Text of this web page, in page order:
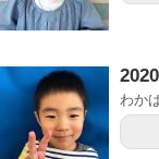
わか